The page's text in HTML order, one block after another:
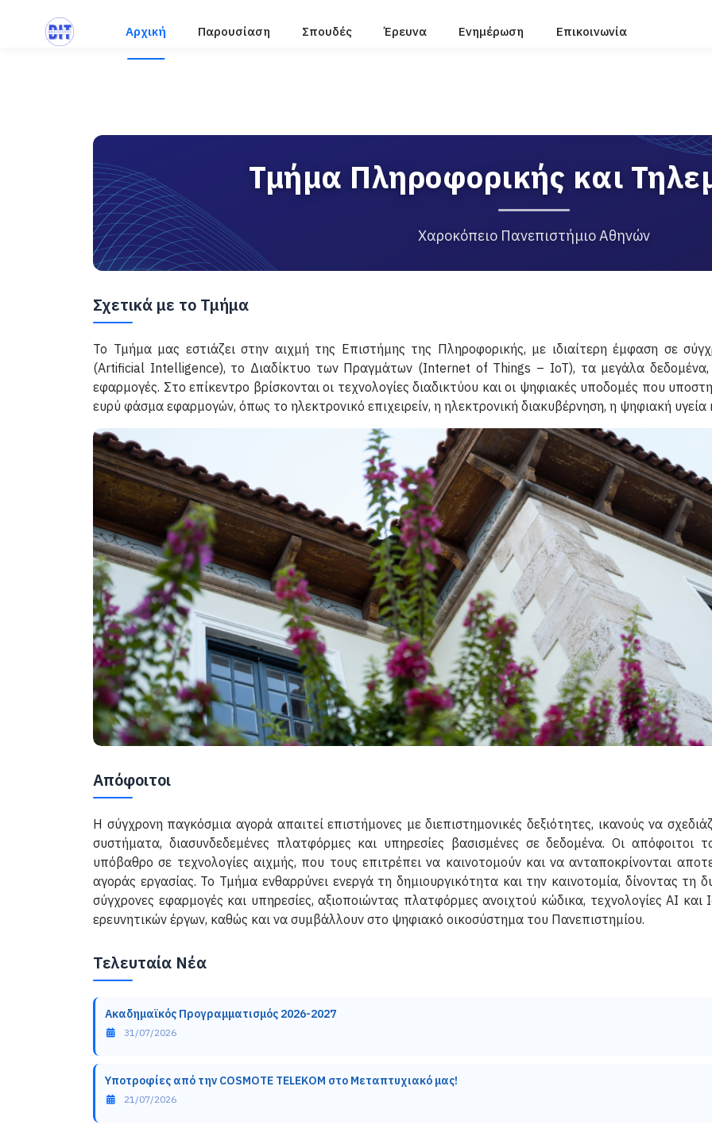
Αρχική Παρουσίαση Σπουδές Έρευνα Ενημέρωση Επικοινωνία
Τμήμα Πληροφορικής και
Χαροκόπειο Πανεπιστήμιο Αθηνών
Σχετικά με το Τμήμα
Το Τμήμα μας εστιάζει στην αιχμή της Επιστήμης της Πληροφορικής, με ιδιαίτερη έμφαση σε
(Artificial Intelligence), το Διαδίκτυο των Πραγμάτων (Internet of Things – IoT), τα μεγάλα δεδομένα,
εφαρμογές. Στο επίκεντρο βρίσκονται οι τεχνολογίες διαδικτύου και οι ψηφιακές υποδομές που
ευρύ φάσμα εφαρμογών, όπως το ηλεκτρονικό επιχειρείν, η ηλεκτρονική διακυβέρνηση, η ψηφιακή υγεία
Απόφοιτοι
Η σύγχρονη παγκόσμια αγορά απαιτεί επιστήμονες με διεπιστημονικές δεξιότητες, ικανούς να
συστήματα, διασυνδεδεμένες πλατφόρμες και υπηρεσίες βασισμένες σε δεδομένα. Οι
υπόβαθρο σε τεχνολογίες αιχμής, που τους επιτρέπει να καινοτομούν και να ανταποκρίνονται
αγοράς εργασίας. Το Τμήμα ενθαρρύνει ενεργά τη δημιουργικότητα και την καινοτομία, δίνοντας
σύγχρονες εφαρμογές και υπηρεσίες, αξιοποιώντας πλατφόρμες ανοιχτού κώδικα, τεχνολογίες AI
ερευνητικών έργων, καθώς και να συμβάλλουν στο ψηφιακό οικοσύστημα του Πανεπιστημίου.
Τελευταία Νέα
Ακαδημαϊκός Προγραμματισμός 2026-2027
Λεπτομέρειες
31/07/2026
Υποτροφίες από την COSMOTE TELEKOM στο Μεταπτυχιακό μας!
Λεπτομέρειες
21/07/2026